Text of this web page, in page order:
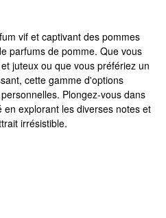
vif et captivant des pommes
parfums de pomme. Que vous
juteux ou que vous préfériez un
cette gamme d'options
Plongez-vous dans
explorant les diverses notes et
irrésistible.